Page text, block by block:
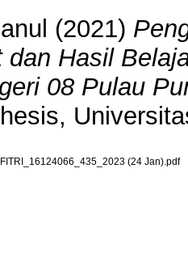
(2021)
dan Hasil
08 Pulau
(24 Jan).pdf